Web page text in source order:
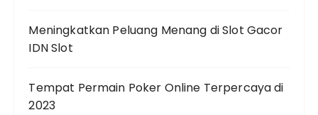
Meningkatkan Peluang Menang di Slot Gacor
IDN Slot
Tempat Permain Poker Online Terpercaya di
2023